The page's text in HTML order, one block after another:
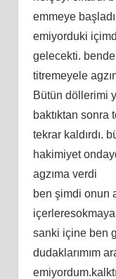
emmeye
emiyorduki
gelecekti.
titremeyele
Bütün döllerimi
baktıktan sonra
tekrar kaldırdı.
hakimiyet
agzıma verdi
ben şimdi onun
içerleresokmaya
sanki içine ben
dudaklarımım